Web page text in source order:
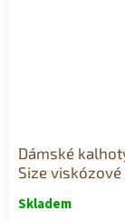
Dámské
Size viskózové
páskem zelené
Skladem